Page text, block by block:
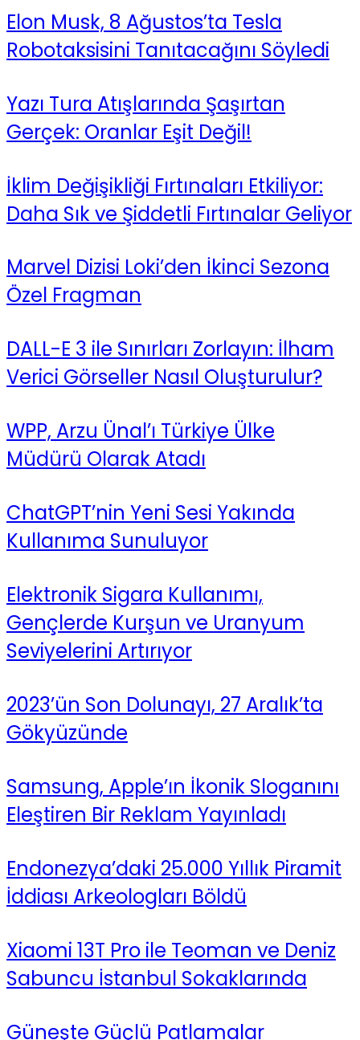
Elon Musk, 8 Ağustos’ta Tesla
Robotaksisini Tanıtacağını Söyledi
Yazı Tura Atışlarında Şaşırtan
Gerçek: Oranlar Eşit Değil!
İklim Değişikliği Fırtınaları Etkiliyor:
Daha Sık ve Şiddetli Fırtınalar Geliyor
Marvel Dizisi Loki’den İkinci Sezona
Özel Fragman
DALL-E 3 ile Sınırları Zorlayın: İlham
Verici Görseller Nasıl Oluşturulur?
WPP, Arzu Ünal’ı Türkiye Ülke
Müdürü Olarak Atadı
ChatGPT’nin Yeni Sesi Yakında
Kullanıma Sunuluyor
Elektronik Sigara Kullanımı,
Gençlerde Kurşun ve Uranyum
Seviyelerini Artırıyor
2023’ün Son Dolunayı, 27 Aralık’ta
Gökyüzünde
Samsung, Apple’ın İkonik Sloganını
Eleştiren Bir Reklam Yayınladı
Endonezya’daki 25.000 Yıllık Piramit
İddiası Arkeologları Böldü
Xiaomi 13T Pro ile Teoman ve Deniz
Sabuncu İstanbul Sokaklarında
Güneşte Güçlü Patlamalar